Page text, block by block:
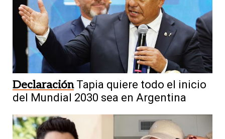
Declaración Tapia quiere todo el inicio
del Mundial 2030 sea en Argentina